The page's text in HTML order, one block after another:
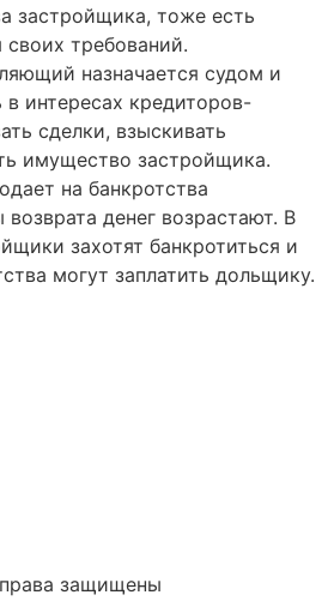
застройщика, тоже есть
требований.
назначается судом и
интересах кредиторов-
сделки, взыскивать
имущество застройщика.
на банкротства
денег возрастают. В
захотят банкротиться и
могут заплатить дольщику.
защищены